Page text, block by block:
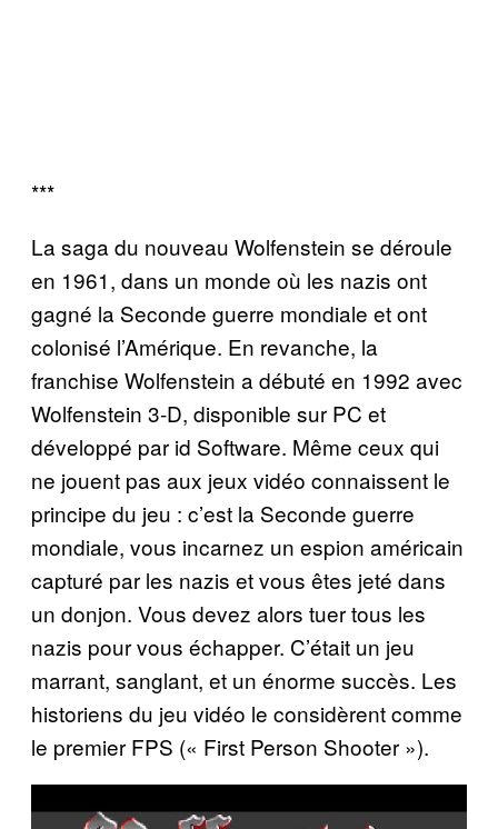
***
La saga du nouveau Wolfenstein se déroule
en 1961, dans un monde où les nazis ont
gagné la Seconde guerre mondiale et ont
colonisé l’Amérique. En revanche, la
franchise Wolfenstein a débuté en 1992 avec
Wolfenstein 3-D, disponible sur PC et
développé par id Software. Même ceux qui
ne jouent pas aux jeux vidéo connaissent le
principe du jeu : c’est la Seconde guerre
mondiale, vous incarnez un espion américain
capturé par les nazis et vous êtes jeté dans
un donjon. Vous devez alors tuer tous les
nazis pour vous échapper. C’était un jeu
marrant, sanglant, et un énorme succès. Les
historiens du jeu vidéo le considèrent comme
le premier FPS (« First Person Shooter »).
l